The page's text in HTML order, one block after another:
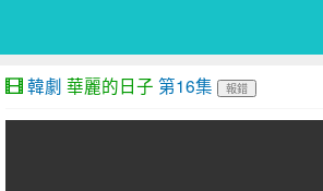
韓劇 華麗的日子 第16集 報錯